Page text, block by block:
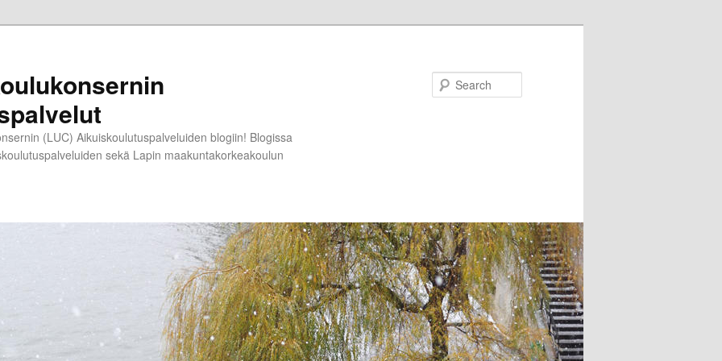
(LUC) Aikuiskoulutuspalveluiden blogiin! Blogissa
sekä Lapin maakuntakorkeakoulun